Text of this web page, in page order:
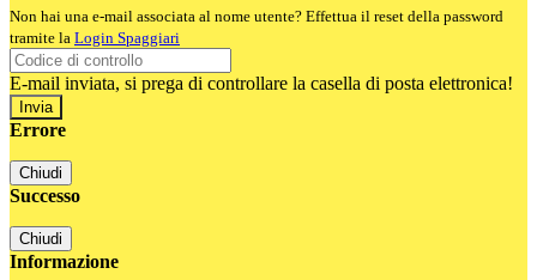
Non hai una e-mail associata al nome utente? Effettua il reset della password
tramite la Login Spaggiari
E-mail inviata, si prega di controllare la casella di posta elettronica!
Errore
Chiudi
Successo
Chiudi
Informazione